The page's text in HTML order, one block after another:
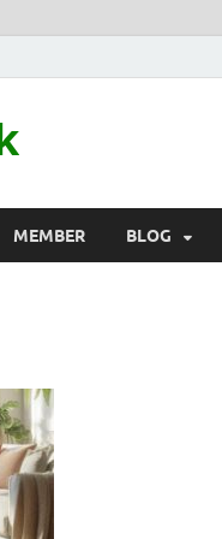
MEMBER BLOG